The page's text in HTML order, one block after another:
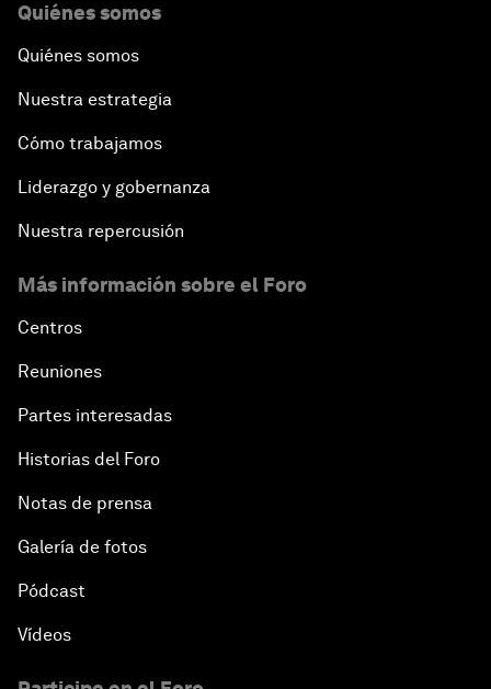
Quiénes somos
Quiénes somos
Nuestra estrategia
Cómo trabajamos
Liderazgo y gobernanza
Nuestra repercusión
Más información sobre el Foro
Centros
Reuniones
Partes interesadas
Historias del Foro
Notas de prensa
Galería de fotos
Pódcast
Vídeos